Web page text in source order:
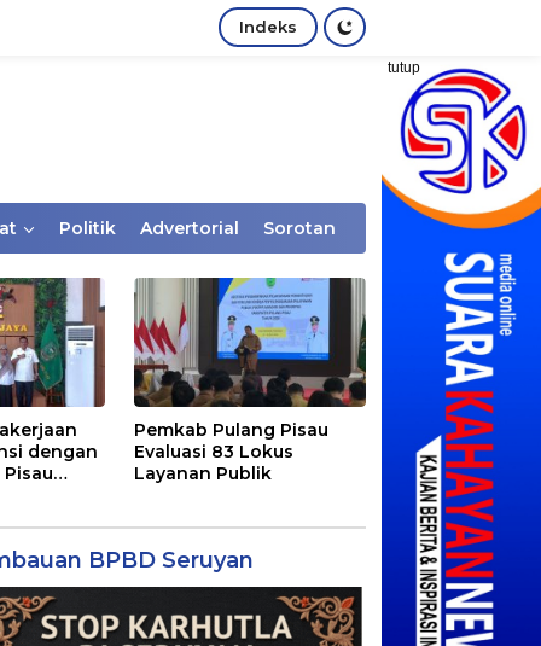
Indeks
tutup
Politik Advertorial Sorotan
dengan
Pemkab Pulang Pisau
Evaluasi 83 Lokus
Layanan Publik
BPBD Seruyan